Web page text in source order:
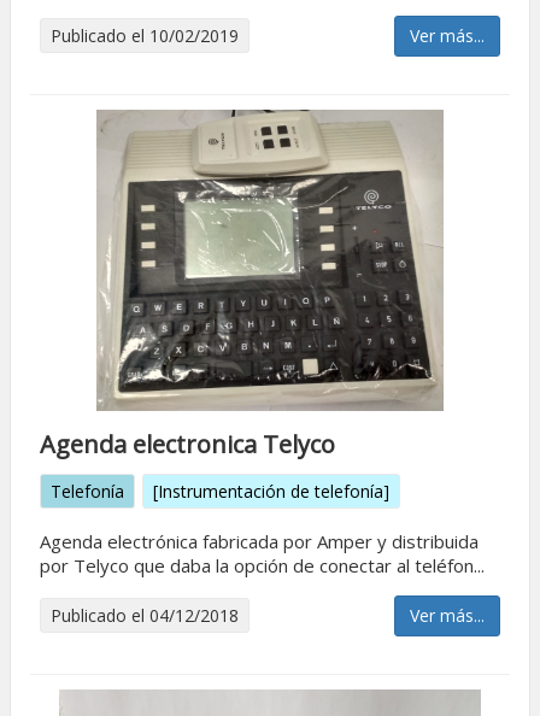
Publicado el 10/02/2019 Ver más...
Agenda electronica Telyco
Telefonía [Instrumentación de telefonía]
Agenda electrónica fabricada por Amper y distribuida
por Telyco que daba la opción de conectar al teléfon...
Publicado el 04/12/2018 Ver más...